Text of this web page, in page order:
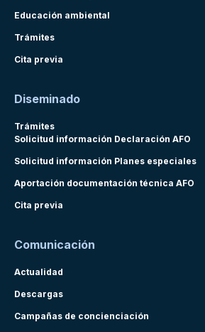
Educación ambiental
Trámites
Cita previa
Diseminado
Trámites
Solicitud información Declaración AFO
Solicitud información Planes especiales
Aportación documentación técnica AFO
Cita previa
Comunicación
Actualidad
Descargas
Campañas de concienciación